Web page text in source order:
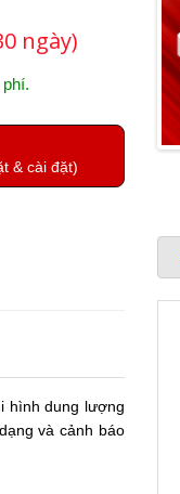
ngày)
& cài đặt)
hình dung lượng
và cảnh báo